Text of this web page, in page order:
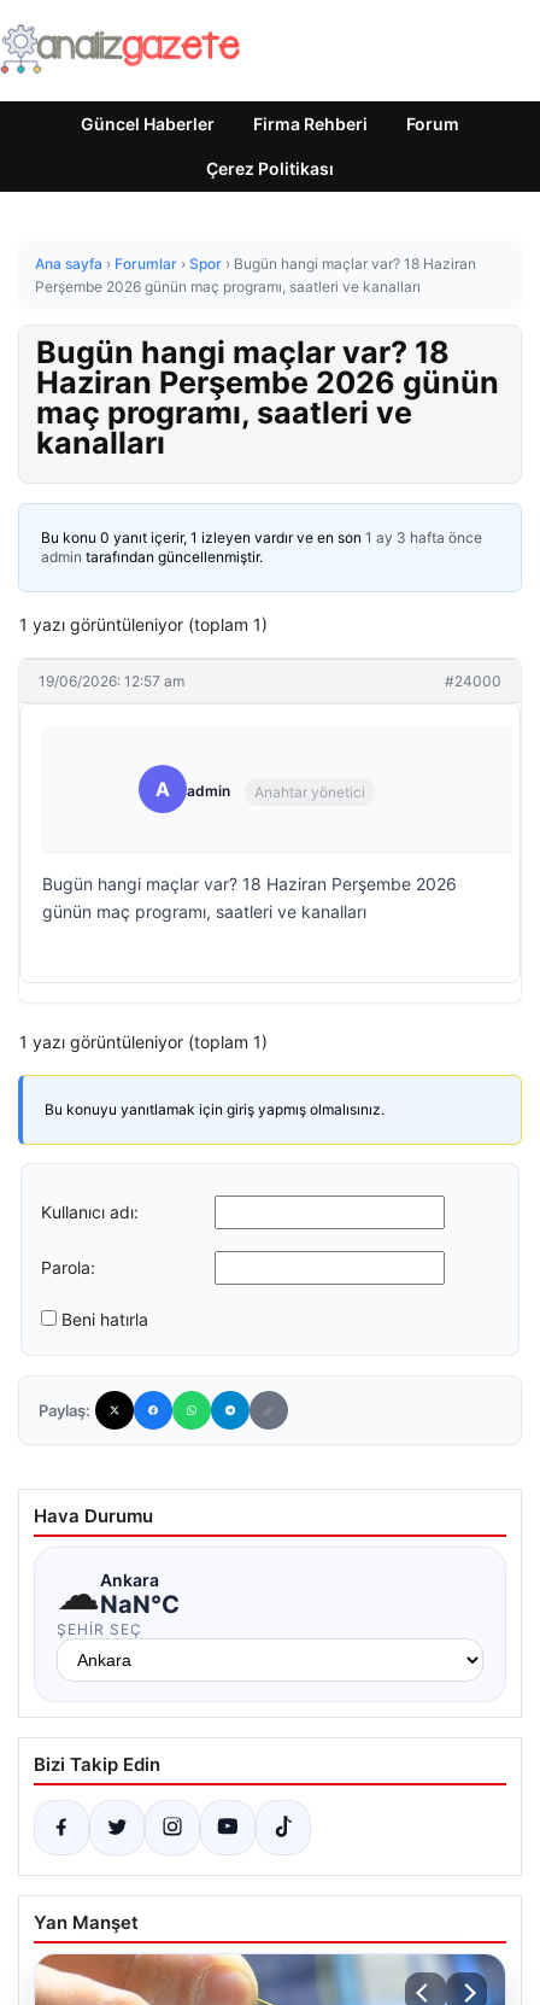
Güncel Haberler Firma Rehberi Forum
Çerez Politikası
Ana sayfa › Forumlar › Spor › Bugün hangi maçlar var? 18 Haziran
Perşembe 2026 günün maç programı, saatleri ve kanalları
Bugün hangi maçlar var? 18
Haziran Perşembe 2026 günün
maç programı, saatleri ve
kanalları
Bu konu 0 yanıt içerir, 1 izleyen vardır ve en son 1 ay 3 hafta önce
admin tarafından güncellenmiştir.
1 yazı görüntüleniyor (toplam 1)
19/06/2026: 12:57 am #24000
A admin Anahtar yönetici
Bugün hangi maçlar var? 18 Haziran Perşembe 2026
günün maç programı, saatleri ve kanalları
1 yazı görüntüleniyor (toplam 1)
Bu konuyu yanıtlamak için giriş yapmış olmalısınız.
Kullanıcı adı:
Parola:
Beni hatırla
Paylaş:
Hava Durumu
☁Ankara
NaN°C
ŞEHIR SEÇ
Bizi Takip Edin
Yan Manşet